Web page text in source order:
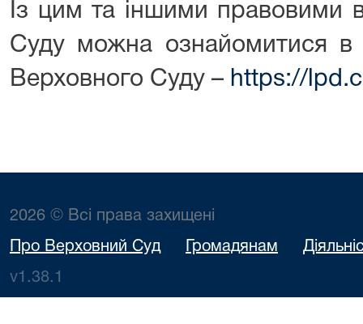
Із цим та іншими правовими
Суду можна ознайомитися в
Верховного Суду – https://
2026 © Всі права захищені
Про Верховний Суд Громадянам
v1.38.1